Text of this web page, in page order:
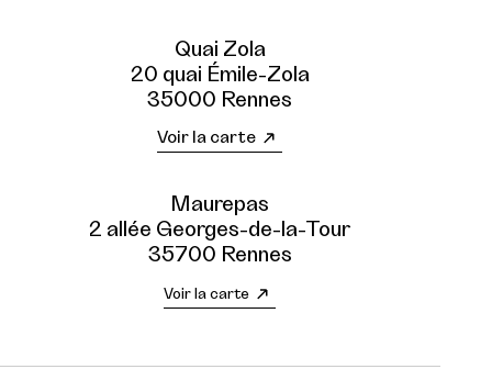
Quai Zola
20 quai Émile-Zola
35000 Rennes
Voir la carte
Maurepas
2 allée Georges-de-la-Tour
35700 Rennes
Voir la carte